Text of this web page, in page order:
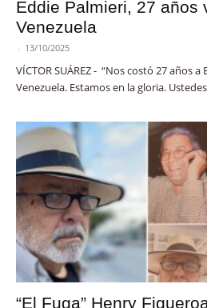
Eddie Palmieri, 27 años
Venezuela
- 13/10/2025
VÍCTOR SUÁREZ - “Nos costó 27 años
Venezuela. Estamos en la gloria.
“El Fuga” Henry